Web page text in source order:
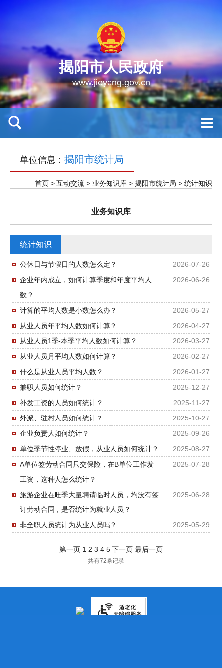
揭阳市人民政府
www.jieyang.gov.cn
单位信息： 揭阳市统计局
首页 > 互动交流 > 业务知识库 > 揭阳市统计局 > 统计知识
业务知识库
统计知识
2026-07-26
公休日与节假日的人数怎么定？
2026-06-26
企业年内成立，如何计算季度和年度平均人
数？
2026-05-27
计算的平均人数是小数怎么办？
2026-04-27
从业人员年平均人数如何计算？
2026-03-27
从业人员1季-本季平均人数如何计算？
2026-02-27
从业人员月平均人数如何计算？
2026-01-27
什么是从业人员平均人数？
2025-12-27
兼职人员如何统计？
2025-11-27
补发工资的人员如何统计？
2025-10-27
外派、驻村人员如何统计？
2025-09-26
企业负责人如何统计？
2025-08-27
单位季节性停业、放假，从业人员如何统计？
2025-07-28
A单位签劳动合同只交保险，在B单位工作发
工资，这种人怎么统计？
2025-06-28
旅游企业在旺季大量聘请临时人员，均没有签
订劳动合同，是否统计为就业人员？
2025-05-29
非全职人员统计为从业人员吗？
第一页 1 2 3 4 5 下一页 最后一页
共有72条记录